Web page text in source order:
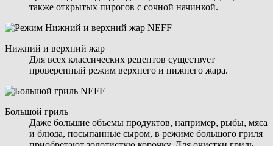
также открытых пирогов с сочной начинкой.
Нижний и верхний жар
Для всех классических рецептов существует
проверенный режим верхнего и нижнего жара.
Большой гриль
Даже большие объемы продуктов, например, рыбы, мяса
и блюда, посыпанные сыром, в режиме большого гриля